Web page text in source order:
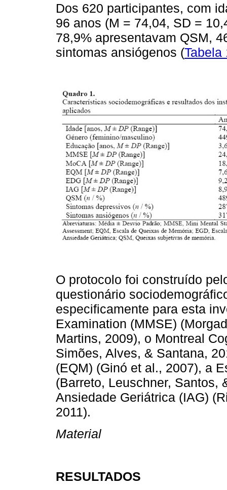
Dos 620 participantes, com
96 anos (M = 74,04, SD =
78,9% apresentavam QSM,
sintomas ansiógenos (Tabela
O protocolo foi construído
questionário
especificamente para esta
Examination (MMSE)
Martins, 2009), o Montreal
Simões, Alves, & Santana,
(EQM) (Ginó et al., 2007), a
(Barreto, Leuschner, Santos,
Ansiedade Geriátrica (IAG)
2011).
Material
RESULTADOS